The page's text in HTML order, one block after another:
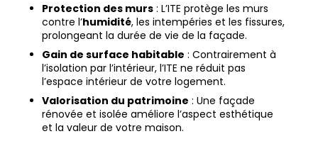
Protection des murs: L’ITE protège les murs
contre l’humidité, les intempéries et les fissures,
prolongeant la durée de vie de la façade.
Gain de surface habitable : Contrairement à
l’isolation par l’intérieur, l’ITE ne réduit pas
l’espace intérieur de votre logement.
Valorisation du patrimoine : Une façade
rénovée et isolée améliore l’aspect esthétique
et la valeur de votre maison.